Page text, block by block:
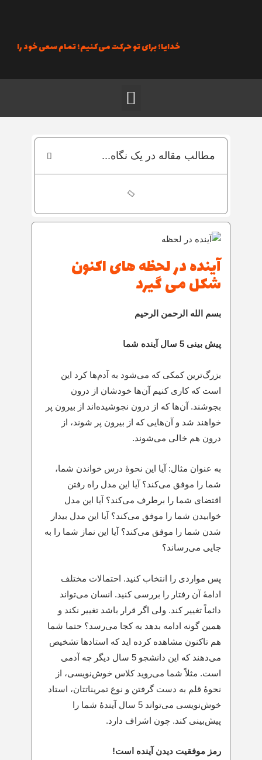
خدایا؛ برای تو حرکت می‌کنیم؛ تمام سعی خود را به
منو
مطالب مقاله در یک نگاه...
آینده در لحظه های اکنون
شکل می گیرد
بسم الله الرحمن الرحیم
پیش بینی 5 سال آینده شما
بزرگ‌ترین کمکی که می‌شود به آدم‌ها کرد این
است که کاری کنیم آن‌ها خودشان از درون
بجوشند. آن‌ها که از درون نجوشیده‌اند از بیرون پر
خواهند شد و آن‌هایی که از بیرون پر شوند، از
درون هم خالی می‌شوند.
به عنوان مثال: آیا این نحوۀ درس خواندن شما،
شما را موفق می‌کند؟ آیا این مدل راه رفتن
اقتضای شما را برطرف می‌کند؟ آیا این مدل
خوابیدن شما را موفق می‌کند؟ آیا این مدل بیدار
شدن شما را موفق می‌کند؟ آیا این نماز شما را به
جایی می‌رساند؟
پس مواردی را انتخاب کنید. احتمالات مختلف
ادامۀ آن رفتار را بررسی کنید. انسان می‌تواند
دائماً تغییر کند. ولی اگر قرار باشد تغییر نکند و
همین‌ گونه ادامه بدهد به کجا می‌رسد؟ حتما شما
هم تاکنون مشاهده کرده اید که استادها تشخیص
می‌دهند که این دانشجو 5 سال دیگر چه آدمی
است. مثلاً شما می‌روید کلاس خوش‌نویسی، از
نحوۀ قلم به دست گرفتن و نوع تمریناتتان، استاد
خوش‌نویسی می‌تواند 5 سال آیندۀ شما را
پیش‌بینی کند. چون اشراف دارد.
رمز موفقیت دیدن آینده است!